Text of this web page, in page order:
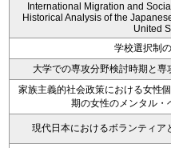
International Migration and
Historical Analysis of the
United
学校選択制
大学での専攻分野検討時期と
家族主義的社会政策における女
期の女性のメンタル・
現代日本におけるボランティア